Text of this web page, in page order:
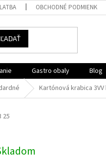
OBCHODNÉ PODMIENKY
Gastro obaly Blog
Kartónová krabica
25